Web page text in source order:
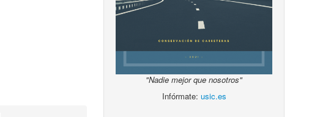
"Nadie mejor que nosotros"
Infórmate: usic.es